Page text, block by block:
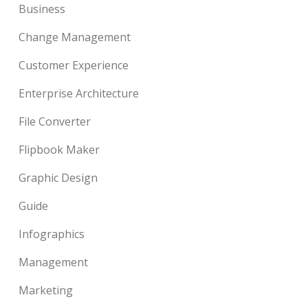
Business
Change Management
Customer Experience
Enterprise Architecture
File Converter
Flipbook Maker
Graphic Design
Guide
Infographics
Management
Marketing